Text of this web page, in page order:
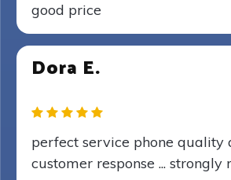
good price
Dora E.
perfect service phone quality
customer response ... strongly